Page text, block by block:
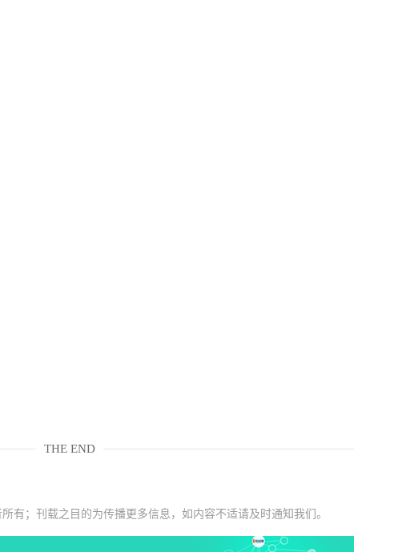
THE END
有；刊载之目的为传播更多信息，如内容不适请及时通知我们。